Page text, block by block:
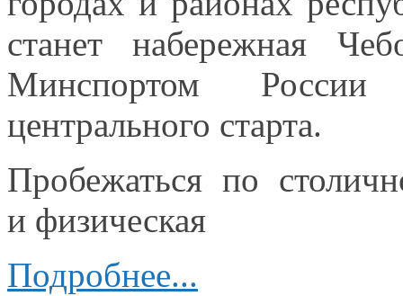
станет набережная
Минспортом России
центрального старта.
Пробежаться по
и физическая
Подробнее...